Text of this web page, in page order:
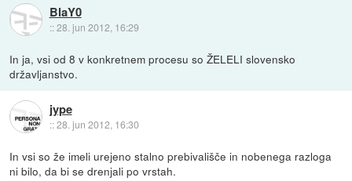
BlaY0
::28. jun 2012, 16:29
In ja, vsi od 8 v konkretnem procesu so ŽELELI slovensko
državljanstvo.
jype
::28. jun 2012, 16:30
In vsi so že imeli urejeno stalno prebivališče in nobenega razloga
ni bilo, da bi se drenjali po vrstah.